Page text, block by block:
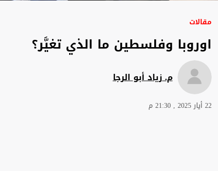
مقالات
اوروبا وفلسطين ما الذي تغيَّر؟
م. زياد أبو الرجا
22 أيار 2025 , 21:30 م